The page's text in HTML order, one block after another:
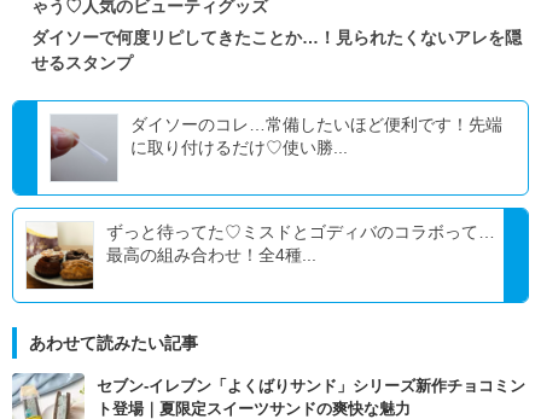
ゃう♡人気のビューティグッズ
ダイソーで何度リピしてきたことか…！見られたくないアレを隠
せるスタンプ
ダイソーのコレ…常備したいほど便利です！先端
に取り付けるだけ♡使い勝...
ずっと待ってた♡ミスドとゴディバのコラボって…
最高の組み合わせ！全4種...
あわせて読みたい記事
セブン‐イレブン「よくばりサンド」シリーズ新作チョコミン
ト登場｜夏限定スイーツサンドの爽快な魅力